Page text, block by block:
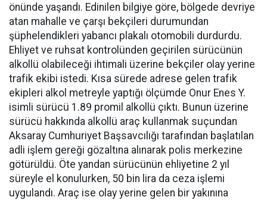
önünde yaşandı. Edinilen bilgiye göre, bölgede devriye
atan mahalle ve çarşı bekçileri durumundan
şüphelendikleri yabancı plakalı otomobili durdurdu.
Ehliyet ve ruhsat kontrolünden geçirilen sürücünün
alkollü olabileceği ihtimali üzerine bekçiler olay yerine
trafik ekibi istedi. Kısa sürede adrese gelen trafik
ekipleri alkol metreyle yaptığı ölçümde Onur Enes Y.
isimli sürücü 1.89 promil alkollü çıktı. Bunun üzerine
sürücü hakkında alkollü araç kullanmak suçundan
Aksaray Cumhuriyet Başsavcılığı tarafından başlatılan
adli işlem gereği gözaltına alınarak polis merkezine
götürüldü. Öte yandan sürücünün ehliyetine 2 yıl
süreyle el konulurken, 50 bin lira da ceza işlemi
uygulandı. Araç ise olay yerine gelen bir yakınına